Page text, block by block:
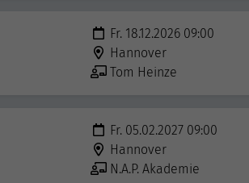
Fr. 18.12.2026 09:00
Hannover
Tom Heinze
Fr. 05.02.2027 09:00
Hannover
N.A.P. Akademie